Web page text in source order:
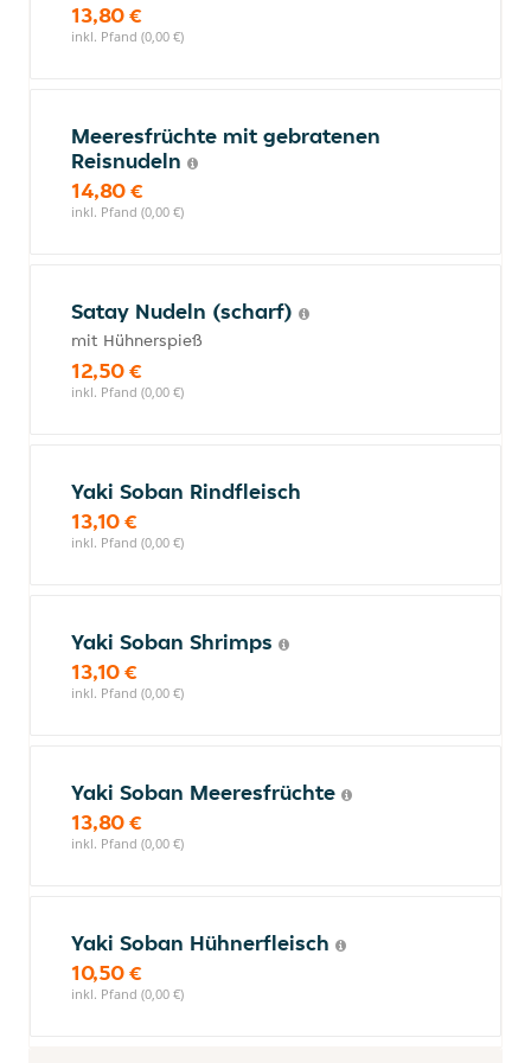
13,80 €
inkl. Pfand (0,00 €)
Meeresfrüchte mit gebratenen
Reisnudeln
14,80 €
inkl. Pfand (0,00 €)
Satay Nudeln (scharf)
mit Hühnerspieß
12,50 €
inkl. Pfand (0,00 €)
Yaki Soban Rindfleisch
13,10 €
inkl. Pfand (0,00 €)
Yaki Soban Shrimps
13,10 €
inkl. Pfand (0,00 €)
Yaki Soban Meeresfrüchte
13,80 €
inkl. Pfand (0,00 €)
Yaki Soban Hühnerfleisch
10,50 €
inkl. Pfand (0,00 €)